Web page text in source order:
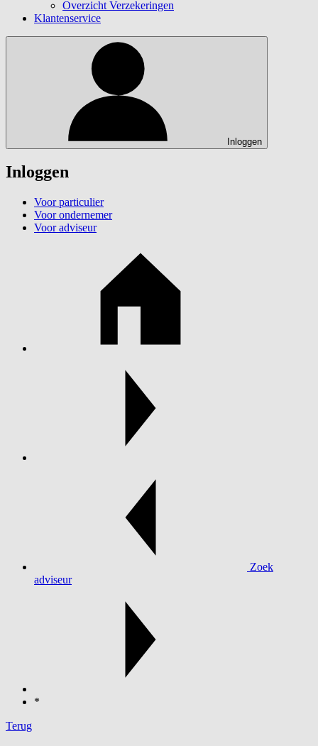
Overzicht Verzekeringen
Klantenservice
Inloggen
Inloggen
Voor particulier
Voor ondernemer
Voor adviseur
Zoek
adviseur
*
Terug